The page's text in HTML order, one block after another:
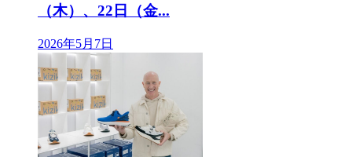
（木）、22日（金...
2026年5月7日